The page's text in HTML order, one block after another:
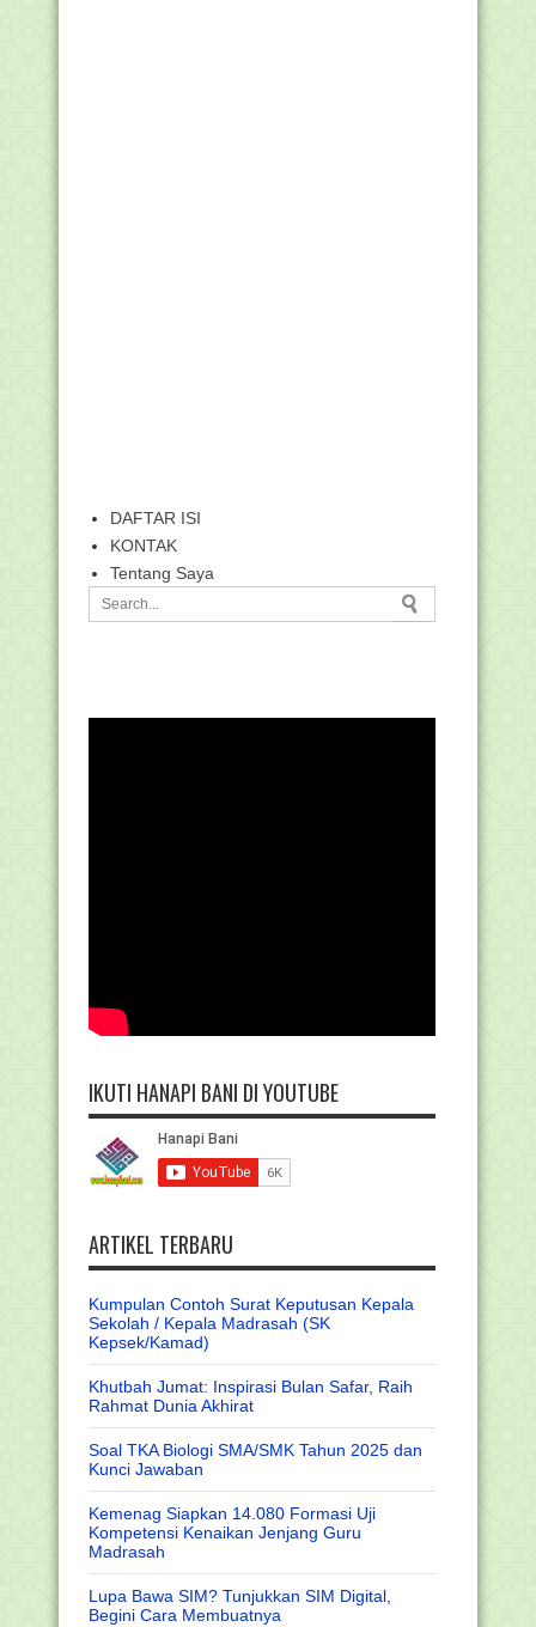
DAFTAR ISI
KONTAK
Tentang Saya
IKUTI HANAPI BANI DI YOUTUBE
ARTIKEL TERBARU
Kumpulan Contoh Surat Keputusan Kepala
Sekolah / Kepala Madrasah (SK
Kepsek/Kamad)
Khutbah Jumat: Inspirasi Bulan Safar, Raih
Rahmat Dunia Akhirat
Soal TKA Biologi SMA/SMK Tahun 2025 dan
Kunci Jawaban
Kemenag Siapkan 14.080 Formasi Uji
Kompetensi Kenaikan Jenjang Guru
Madrasah
Lupa Bawa SIM? Tunjukkan SIM Digital,
Begini Cara Membuatnya